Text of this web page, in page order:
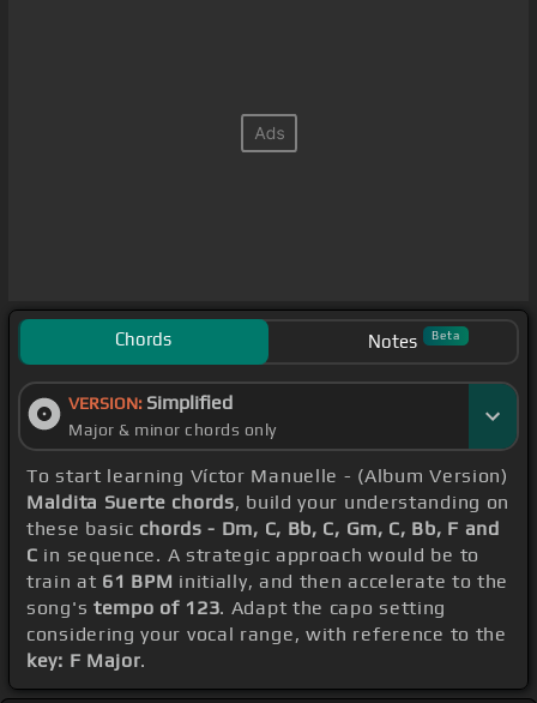
Chords Notes Beta
VERSION: Simplified
Major & minor chords only
To start learning Víctor Manuelle - (Album Version)
Maldita Suerte chords, build your understanding on
these basic chords - Dm, C, Bb, C, Gm, C, Bb, F and
C in sequence. A strategic approach would be to
train at 61 BPM initially, and then accelerate to the
song's tempo of 123. Adapt the capo setting
considering your vocal range, with reference to the
key: F Major.